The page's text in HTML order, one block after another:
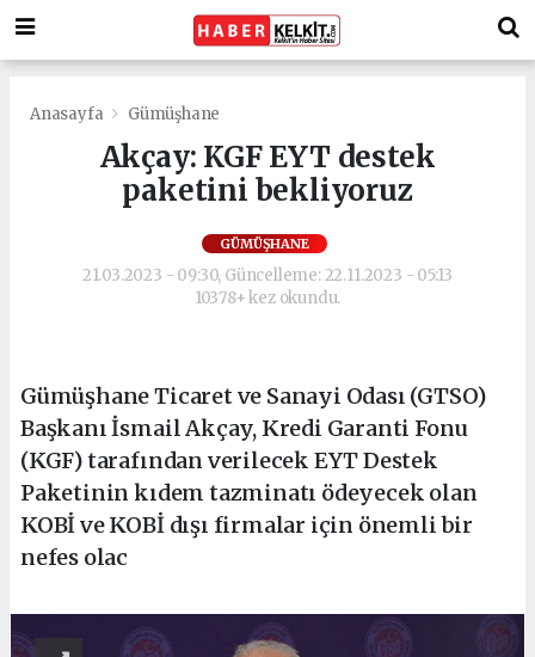
Anasayfa Gümüşhane
Akçay: KGF EYT destek
paketini bekliyoruz
GÜMÜŞHANE
21.03.2023 - 09:30, Güncelleme: 22.11.2023 - 05:13
10378+ kez okundu.
Gümüşhane Ticaret ve Sanayi Odası (GTSO)
Başkanı İsmail Akçay, Kredi Garanti Fonu
(KGF) tarafından verilecek EYT Destek
Paketinin kıdem tazminatı ödeyecek olan
KOBİ ve KOBİ dışı firmalar için önemli bir
nefes olac